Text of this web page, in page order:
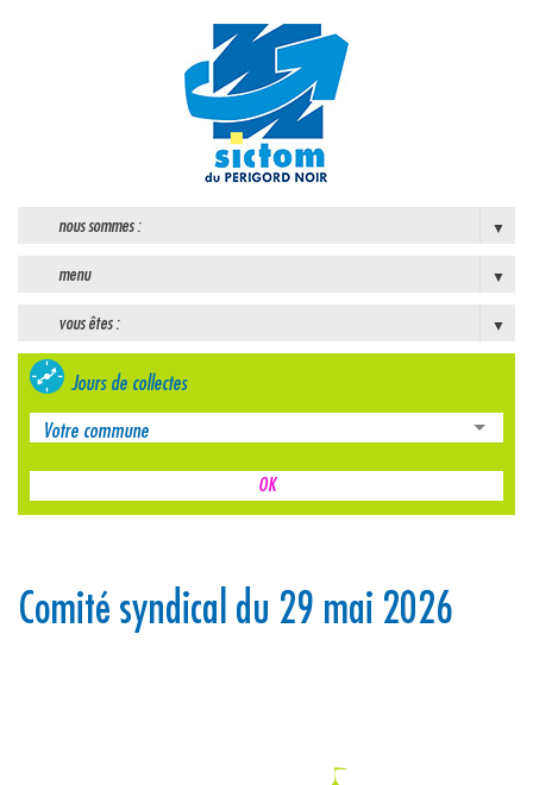
nous sommes :
menu
vous êtes :
Jours de collectes
Comité syndical du 29 mai 2026